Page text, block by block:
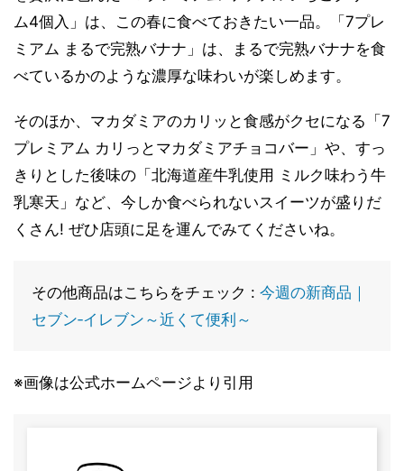
ム4個入」は、この春に食べておきたい一品。「7プレ
ミアム まるで完熟バナナ」は、まるで完熟バナナを食
べているかのような濃厚な味わいが楽しめます。
そのほか、マカダミアのカリッと食感がクセになる「7
プレミアム カリっとマカダミアチョコバー」や、すっ
きりとした後味の「北海道産牛乳使用 ミルク味わう牛
乳寒天」など、今しか食べられないスイーツが盛りだ
くさん! ぜひ店頭に足を運んでみてくださいね。
その他商品はこちらをチェック : 今週の新商品｜
セブン‐イレブン～近くて便利～
※画像は公式ホームページより引用